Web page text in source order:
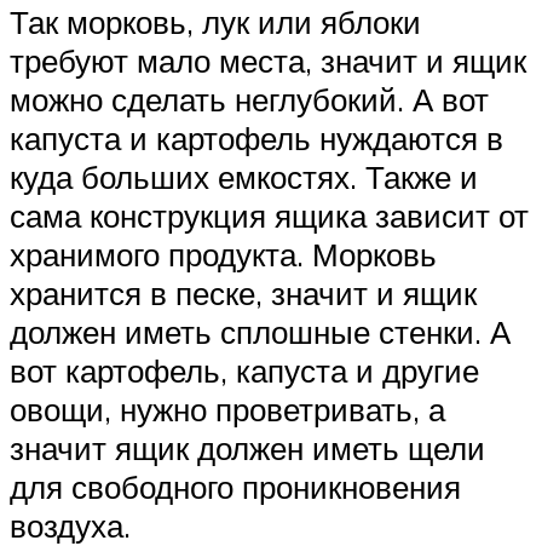
Так морковь, лук или яблоки
требуют мало места, значит и ящик
можно сделать неглубокий. А вот
капуста и картофель нуждаются в
куда больших емкостях. Также и
сама конструкция ящика зависит от
хранимого продукта. Морковь
хранится в песке, значит и ящик
должен иметь сплошные стенки. А
вот картофель, капуста и другие
овощи, нужно проветривать, а
значит ящик должен иметь щели
для свободного проникновения
воздуха.